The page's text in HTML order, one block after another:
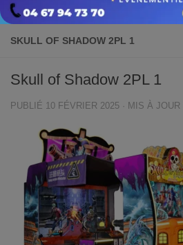
SKULL OF SHADOW 2PL 1
Skull of Shadow 2PL 1
PUBLIÉ 10 FÉVRIER 2025 · MIS À JOUR